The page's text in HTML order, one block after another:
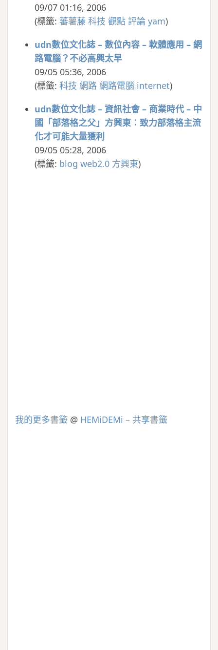
09/07 01:16, 2006
(標籤: 蕃薯藤 科技 觀點 評論 yam)
udn數位文化誌 – 數位內容 – 軟體應用 – 網
路電腦？不必高興太早
09/05 05:36, 2006
(標籤: 科技 網路 網路電腦 internet)
udn數位文化誌 – 資訊社會 – 商業時代 – 中
國「部落格之父」方興東︰致力部落格主流
化才可能大量獲利
09/05 05:28, 2006
(標籤: blog web2.0 方興東)
我的更多書籤 @ HEMiDEMi – 共享書籤